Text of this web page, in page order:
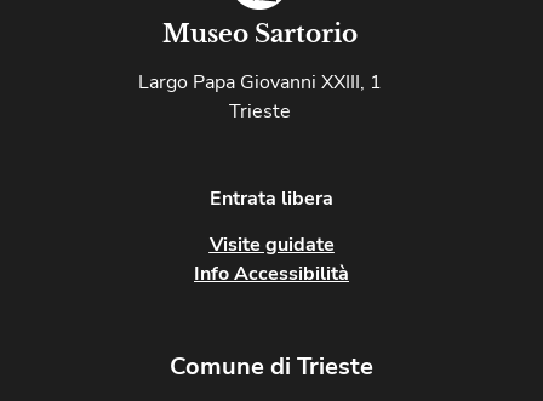
Museo Sartorio
Largo Papa Giovanni XXIII, 1
Trieste
Entrata libera
Visite guidate
Info Accessibilità
Comune di Trieste